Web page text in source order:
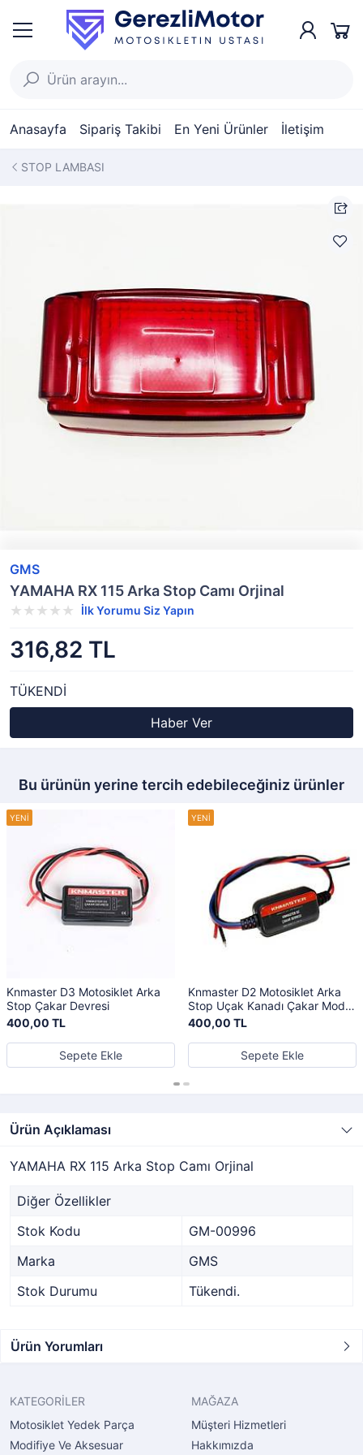
Anasayfa Sipariş Takibi En Yeni Ürünler İletişim
STOP LAMBASI
GMS
YAMAHA RX 115 Arka Stop Camı Orjinal
İlk Yorumu Siz Yapın
316,82 TL
TÜKENDİ
Haber Ver
Bu ürünün yerine tercih edebileceğiniz ürünler
Knmaster D3 Motosiklet Arka
Stop Çakar Devresi
400,00 TL
Sepete Ekle
Knmaster D2 Motosiklet Arka
Stop Uçak Kanadı Çakar Modül
Devresi
400,00 TL
Sepete Ekle
Ürün Açıklaması
YAMAHA RX 115 Arka Stop Camı Orjinal
Diğer Özellikler
Stok Kodu
GM-00996
Marka
GMS
Stok Durumu
Tükendi.
Ürün Yorumları
KATEGORİLER
Motosiklet Yedek Parça
Modifiye Ve Aksesuar
MAĞAZA
Müşteri Hizmetleri
Hakkımızda